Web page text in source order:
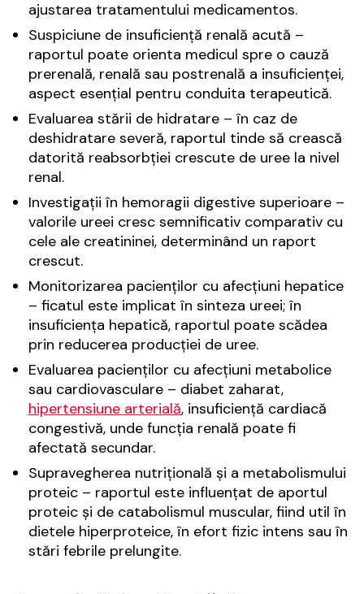
ajustarea tratamentului medicamentos.
Suspiciune de insuficiență renală acută –
raportul poate orienta medicul spre o cauză
prerenală, renală sau postrenală a insuficienței,
aspect esențial pentru conduita terapeutică.
Evaluarea stării de hidratare – în caz de
deshidratare severă, raportul tinde să crească
datorită reabsorbției crescute de uree la nivel
renal.
Investigații în hemoragii digestive superioare –
valorile ureei cresc semnificativ comparativ cu
cele ale creatininei, determinând un raport
crescut.
Monitorizarea pacienților cu afecțiuni hepatice
– ficatul este implicat în sinteza ureei; în
insuficiența hepatică, raportul poate scădea
prin reducerea producției de uree.
Evaluarea pacienților cu afecțiuni metabolice
sau cardiovasculare – diabet zaharat,
hipertensiune arterială, insuficiență cardiacă
congestivă, unde funcția renală poate fi
afectată secundar.
Supravegherea nutrițională și a metabolismului
proteic – raportul este influențat de aportul
proteic și de catabolismul muscular, fiind util în
dietele hiperproteice, în efort fizic intens sau în
stări febrile prelungite.